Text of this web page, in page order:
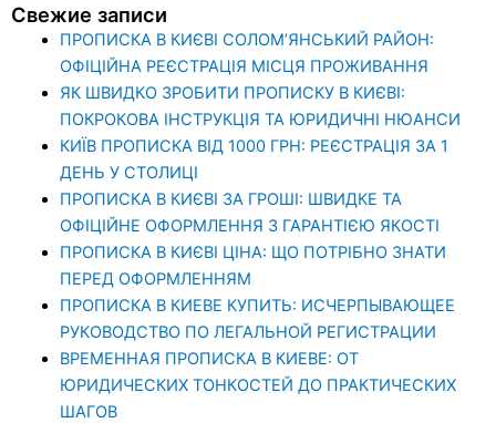
Свежие записи
ПРОПИСКА В КИЄВІ СОЛОМ’ЯНСЬКИЙ РАЙОН:
ОФІЦІЙНА РЕЄСТРАЦІЯ МІСЦЯ ПРОЖИВАННЯ
ЯК ШВИДКО ЗРОБИТИ ПРОПИСКУ В КИЄВІ:
ПОКРОКОВА ІНСТРУКЦІЯ ТА ЮРИДИЧНІ НЮАНСИ
КИЇВ ПРОПИСКА ВІД 1000 ГРН: РЕЄСТРАЦІЯ ЗА 1
ДЕНЬ У СТОЛИЦІ
ПРОПИСКА В КИЄВІ ЗА ГРОШІ: ШВИДКЕ ТА
ОФІЦІЙНЕ ОФОРМЛЕННЯ З ГАРАНТІЄЮ ЯКОСТІ
ПРОПИСКА В КИЄВІ ЦІНА: ЩО ПОТРІБНО ЗНАТИ
ПЕРЕД ОФОРМЛЕННЯМ
ПРОПИСКА В КИЕВЕ КУПИТЬ: ИСЧЕРПЫВАЮЩЕЕ
РУКОВОДСТВО ПО ЛЕГАЛЬНОЙ РЕГИСТРАЦИИ
ВРЕМЕННАЯ ПРОПИСКА В КИЕВЕ: ОТ
ЮРИДИЧЕСКИХ ТОНКОСТЕЙ ДО ПРАКТИЧЕСКИХ
ШАГОВ